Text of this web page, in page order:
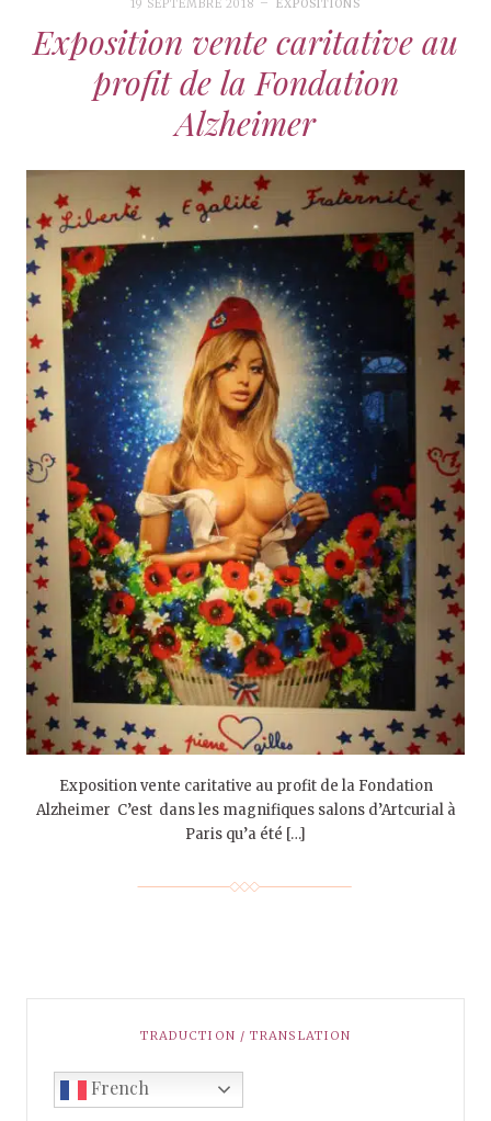
19 SEPTEMBRE 2018 EXPOSITIONS
Exposition vente caritative au
profit de la Fondation
Alzheimer
Exposition vente caritative au profit de la Fondation
Alzheimer C’est dans les magnifiques salons d’Artcurial à
Paris qu’a été […]
TRADUCTION / TRANSLATION
French